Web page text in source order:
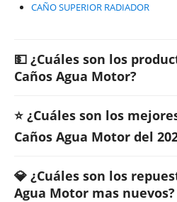
CAÑO SUPERIOR RADIADOR
💵 ¿Cuáles son los
Caños Agua Motor?
⭐ ¿Cuáles son los
Caños Agua Motor del
💎 ¿Cuáles son los
Agua Motor mas nuevos?